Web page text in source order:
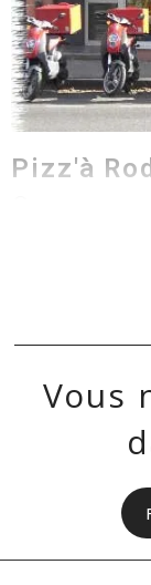
Pizz'à
Vous